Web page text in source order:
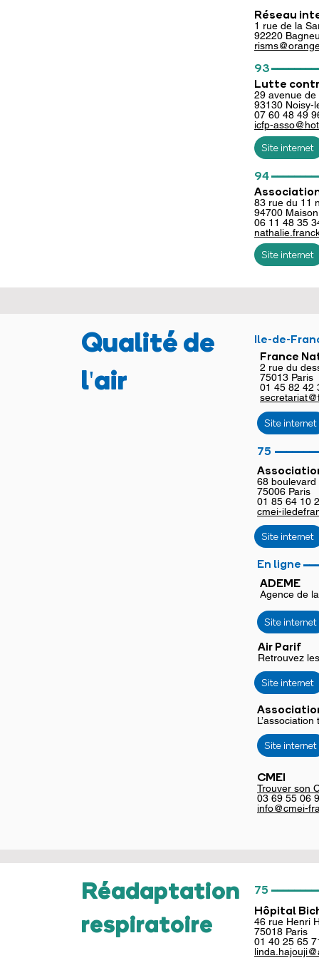
Réseau
1 rue de la
92220
93
Lutte
29 avenue de
93130 Noisy-
07 60 48 49
icfp-
Site internet
94
83 rue du 11
94700
06 11 48 35
Site internet
Qualité de
l'air
Ile-de-
France
2 rue du
75013 Paris
01 45 82 42
Site internet
75
68 boulevard
75006 Paris
01 85 64 10
cmei-
Site internet
En ligne
ADEME
Agence de
Site internet
Air Parif
Retrouvez
Site internet
Site internet
CMEI
Trouver son
03 69 55 06
info@cmei-
Réadaptation
respiratoire
75
Hôpital
46 rue Henri
75018 Paris
01 40 25 65